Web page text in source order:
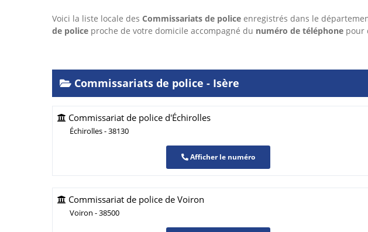
Voici la liste locale des Commissariats de police enregistrés dans le
de police proche de votre domicile accompagné du numéro de téléphone pour
Commissariats de police - Isère
Commissariat de police d'Échirolles
Échirolles - 38130
Afficher le numéro
Commissariat de police de Voiron
Voiron - 38500